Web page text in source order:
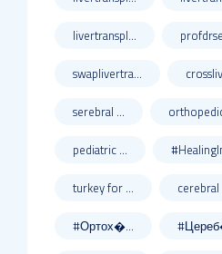
livertranspl...
swaplivertra...
serebral ...
pediatric ...
turkey for ... cerebral
#Ортох�...